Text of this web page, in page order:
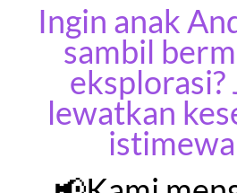
Ingin anak
sambil
eksplorasi?
lewatkan